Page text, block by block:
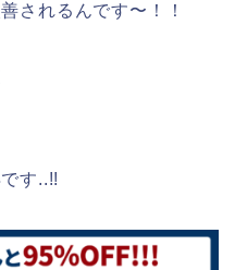
されるんです〜！！
す..!!